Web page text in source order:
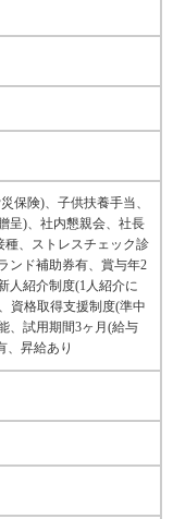
保険)、子供扶養手当、
呈)、社内懇親会、社長
、ストレスチェック診
ンド補助券有、賞与年2
人紹介制度(1人紹介に
資格取得支援制度(準中
、試用期間3ヶ月(給与
、昇給あり